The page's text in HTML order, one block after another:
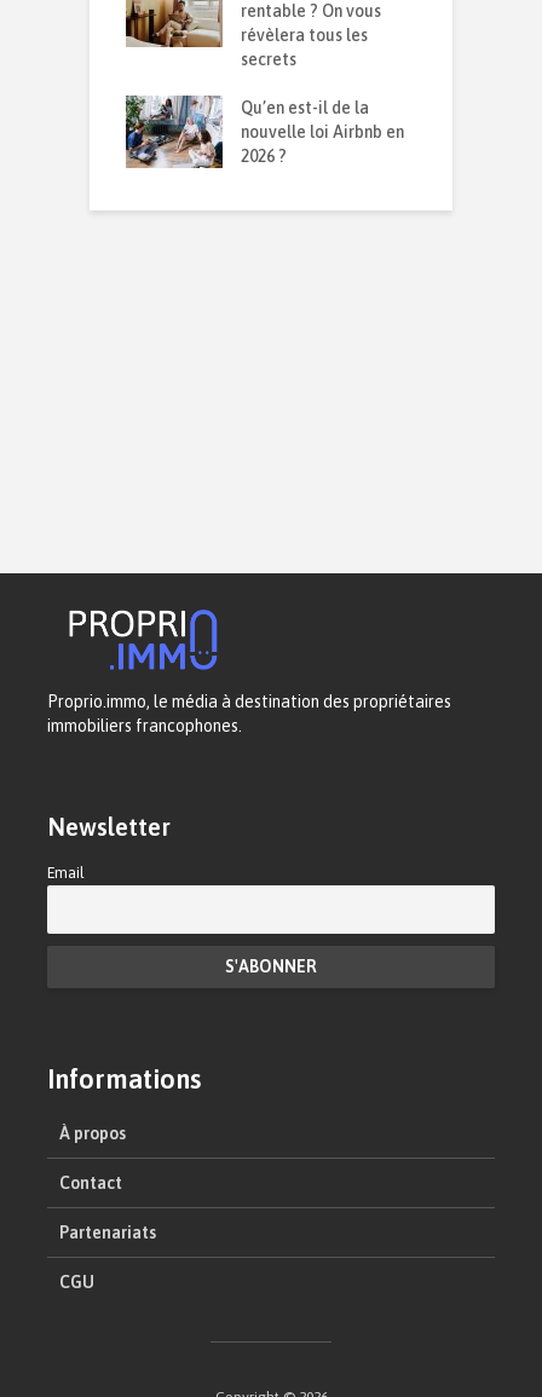
rentable ? On vous
révèlera tous les
secrets
Qu’en est-il de la
nouvelle loi Airbnb en
2026 ?
Proprio.immo, le média à destination des propriétaires
immobiliers francophones.
Newsletter
Email
Informations
À propos
Contact
Partenariats
CGU